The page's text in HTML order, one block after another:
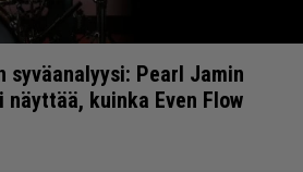
syväanalyysi: Pearl Jamin
kuinka Even Flow